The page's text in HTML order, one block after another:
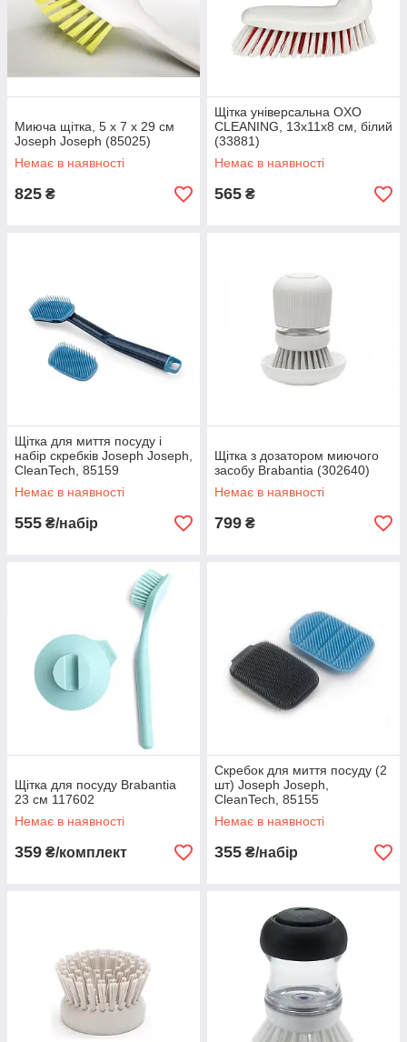
Миюча щітка, 5 х 7 х 29 см
Joseph Joseph (85025)
Немає в наявності
825 ₴
Щітка універсальна OXO
CLEANING, 13х11х8 см, білий
(33881)
Немає в наявності
565 ₴
Щітка для миття посуду і
набір скребків Joseph Joseph,
CleanTech, 85159
Немає в наявності
555 ₴/набір
Щітка з дозатором миючого
засобу Brabantia (302640)
Немає в наявності
799 ₴
Щітка для посуду Brabantia
23 см 117602
Немає в наявності
359 ₴/комплект
Скребок для миття посуду (2
шт) Joseph Joseph,
CleanTech, 85155
Немає в наявності
355 ₴/набір